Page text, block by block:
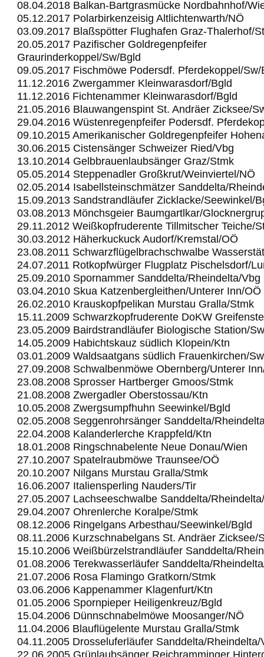
08.04.2018 Balkan-Bartgrasmücke Nordbahnhof/
05.12.2017 Polarbirkenzeisig Altlichtenwarth/NÖ
03.09.2017 Blaßspötter Flughafen Graz-Thalerhof/
20.05.2017 Pazifischer Goldregenpfeifer
Graurinderkoppel/Sw/Bgld
09.05.2017 Fischmöwe Podersdf. Pferdekoppel/Sw/
11.12.2016 Zwergammer Kleinwarasdorf/Bgld
11.12.2016 Fichtenammer Kleinwarasdorf/Bgld
21.05.2016 Blauwangenspint St. Andräer Zicksee/
29.04.2016 Wüstenregenpfeifer Podersdf.
09.10.2015 Amerikanischer Goldregenpfeifer
30.06.2015 Cistensänger Schweizer Ried/Vbg
13.10.2014 Gelbbrauenlaubsänger Graz/Stmk
05.05.2014 Steppenadler Großkrut/Weinviertel/NÖ
02.05.2014 Isabellsteinschmätzer Sanddelta/
15.09.2013 Sandstrandläufer Zicklacke/Seewinkel/
03.08.2013 Mönchsgeier Baumgartlkar/
29.11.2012 Weißkopfruderente Tillmitscher Teiche/
30.03.2012 Häherkuckuck Audorf/Kremstal/OÖ
23.08.2011 Schwarzflügelbrachschwalbe
24.07.2011 Rotkopfwürger Flugplatz Pischelsdorf/
25.09.2010 Spornammer Sanddelta/Rheindelta/Vbg
03.04.2010 Skua Katzenbergleithen/Unterer Inn/OÖ
26.02.2010 Krauskopfpelikan Murstau Gralla/Stmk
15.11.2009 Schwarzkopfruderente DoKW
23.05.2009 Bairdstrandläufer Biologische Station/
14.05.2009 Habichtskauz südlich Klopein/Ktn
03.01.2009 Waldsaatgans südlich Frauenkirchen/
27.09.2008 Schwalbenmöwe Obernberg/Unterer
23.08.2008 Sprosser Hartberger Gmoos/Stmk
21.08.2008 Zwergadler Oberstossau/Ktn
10.05.2008 Zwergsumpfhuhn Seewinkel/Bgld
02.05.2008 Seggenrohrsänger Sanddelta/
22.04.2008 Kalanderlerche Krappfeld/Ktn
18.01.2008 Ringschnabelente Neue Donau/Wien
27.10.2007 Spatelraubmöwe Traunsee/OÖ
20.10.2007 Nilgans Murstau Gralla/Stmk
16.06.2007 Italiensperling Nauders/Tir
27.05.2007 Lachseeschwalbe Sanddelta/
29.04.2007 Ohrenlerche Koralpe/Stmk
08.12.2006 Ringelgans Arbesthau/Seewinkel/Bgld
08.11.2006 Kurzschnabelgans St. Andräer Zicksee/
15.10.2006 Weißbürzelstrandläufer Sanddelta/
01.08.2006 Terekwasserläufer Sanddelta/
21.07.2006 Rosa Flamingo Gratkorn/Stmk
03.06.2006 Kappenammer Klagenfurt/Ktn
01.05.2006 Spornpieper Heiligenkreuz/Bgld
15.04.2006 Dünnschnabelmöwe Moosanger/NÖ
11.04.2006 Blauflügelente Murstau Gralla/Stmk
04.11.2005 Drosseluferläufer Sanddelta/Rheindelta/
22.06.2005 Grünlaubsänger Reichramminger